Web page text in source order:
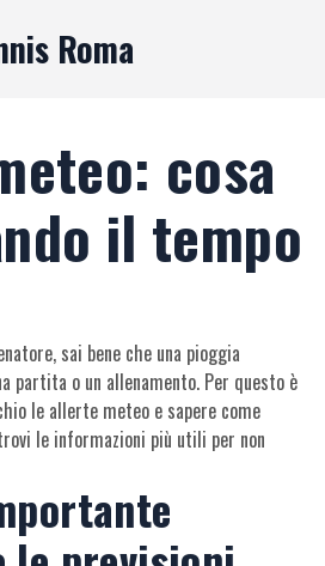
Roma
cosa
il tempo
sai bene che una pioggia
partita o un allenamento. Per questo è
le allerte meteo e sapere come
le informazioni più utili per non